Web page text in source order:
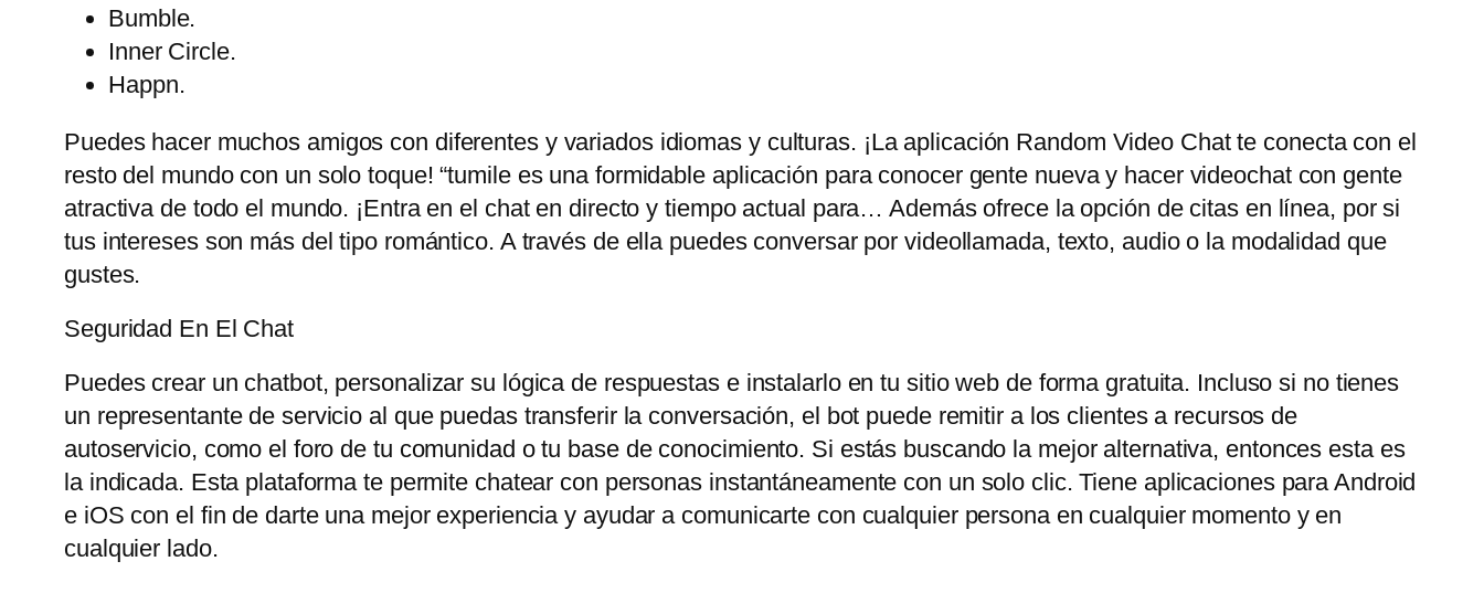
Bumble.
Inner Circle.
Happn.
Puedes hacer muchos amigos con diferentes y variados idiomas y culturas. ¡La aplicación Random Video Chat te conecta con el
resto del mundo con un solo toque! “tumile es una formidable aplicación para conocer gente nueva y hacer videochat con gente
atractiva de todo el mundo. ¡Entra en el chat en directo y tiempo actual para… Además ofrece la opción de citas en línea, por si
tus intereses son más del tipo romántico. A través de ella puedes conversar por videollamada, texto, audio o la modalidad que
gustes.
Seguridad En El Chat
Puedes crear un chatbot, personalizar su lógica de respuestas e instalarlo en tu sitio web de forma gratuita. Incluso si no tienes
un representante de servicio al que puedas transferir la conversación, el bot puede remitir a los clientes a recursos de
autoservicio, como el foro de tu comunidad o tu base de conocimiento. Si estás buscando la mejor alternativa, entonces esta es
la indicada. Esta plataforma te permite chatear con personas instantáneamente con un solo clic. Tiene aplicaciones para Android
e iOS con el fin de darte una mejor experiencia y ayudar a comunicarte con cualquier persona en cualquier momento y en
cualquier lado.